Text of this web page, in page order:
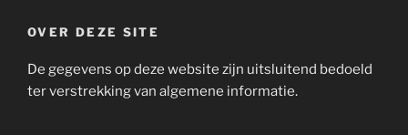
OVER DEZE SITE
De gegevens op deze website zijn uitsluitend bedoeld
ter verstrekking van algemene informatie.